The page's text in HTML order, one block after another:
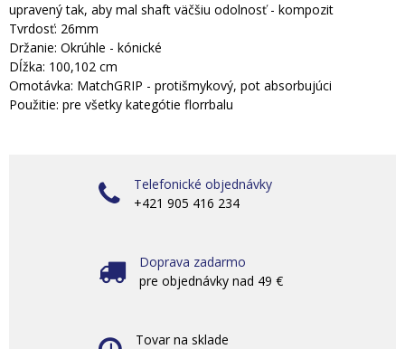
upravený tak, aby mal shaft väčšiu odolnosť - kompozit
Tvrdosť: 26mm
Držanie: Okrúhle - kónické
Dĺžka: 100,102 cm
Omotávka: MatchGRIP - protišmykový, pot absorbujúci
Použitie: pre všetky kategótie florrbalu
Telefonické objednávky
+421 905 416 234
Doprava zadarmo
pre objednávky nad 49 €
Tovar na sklade